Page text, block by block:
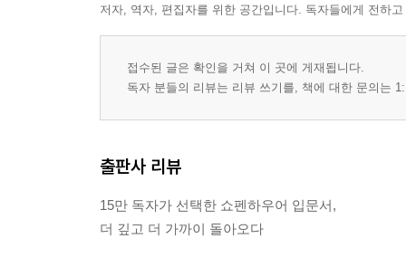
저자, 역자, 편집자를 위한 공간입니다. 독자들에게 전하
접수된 글은 확인을 거쳐 이 곳에 게재됩니다.
독자 분들의 리뷰는 리뷰 쓰기를, 책에 대한 문의는
출판사 리뷰
15만 독자가 선택한 쇼펜하우어 입문서,
더 깊고 더 가까이 돌아오다